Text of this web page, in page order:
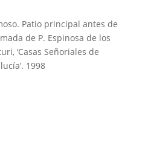
Patio principal antes de
de P. Espinosa de los
‘Casas Señoriales de
1998